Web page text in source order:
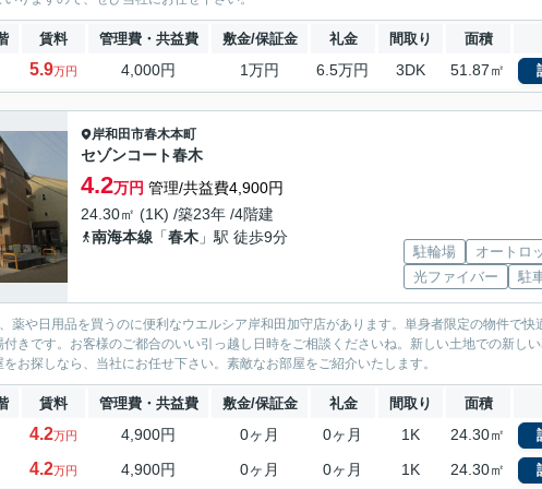
賃料 管理費・共益費 敷金/保証金 礼金 間取り 面積
5.9万円 4,000円 1万円 6.5万円 3DK 51.87㎡
岸和田市春木本町
セゾンコート春木
4.2万円 管理/共益費4,900円
24.30㎡ (1K) /築23年 /4階建
南海本線 「春木 」駅 徒歩9分
駐輪場 オートロ
光ファイバー
駐
薬や日用品を買うのに便利なウエルシア岸和田加守店があります。単身者限定の物件で快
きです。お客様のご都合のいい引っ越し日時をご相談くださいね。新しい土地での新し
お探しなら、当社にお任せ下さい。素敵なお部屋をご紹介いたします。
賃料 管理費・共益費 敷金/保証金 礼金 間取り 面積
4.2万円 4,900円 0ヶ月 0ヶ月 1K 24.30㎡
4.2万円 4,900円 0ヶ月 0ヶ月 1K 24.30㎡